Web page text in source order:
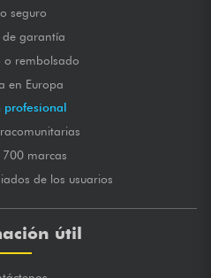
seguro
de garantía
o rembolsado
en Europa
profesional
700 marcas
de los usuarios
útil